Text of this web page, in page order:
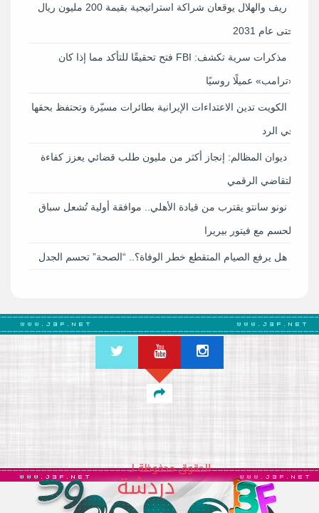
ريف والهلال يوقعان شراكة استراتيجية بقيمة 200 مليون ريال
حتى عام 2031
مذكرات سرية تكشف: FBI فتح تحقيقًا للتأكد مما إذا كان
«ترامب» عميلًا روسيًا
الكويت تدين الاعتداءات الإيرانية بطائرات مسيّرة وتحتفظ بحقها
في الرد
ديوان المظالم: إنجاز أكثر من مليون طلب قضائي يعزز كفاءة
التقاضي الرقمي
نونو سانتو يقترب من قيادة الأهلي.. موافقة أولية تُشعل سباق
الحسم مع فيتور بيريرا
هل يرفع الصيام المتقطع خطر الوفاة؟.. “الصحة” تحسم الجدل